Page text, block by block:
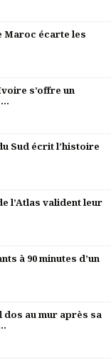
Maroc écarte les
s’offre un
Sud écrit l’histoire
l’Atlas valident leur
à 90 minutes d’un
dos au mur après sa